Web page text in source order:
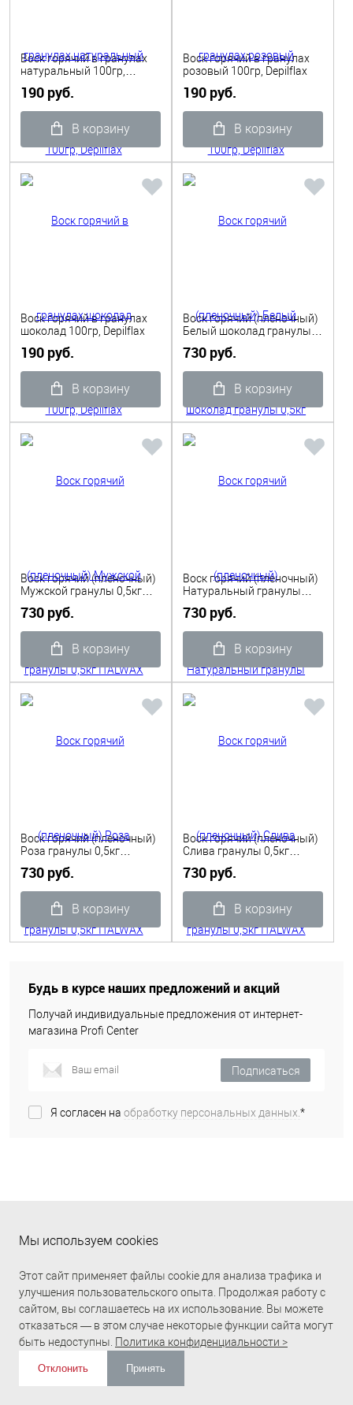
Воск горячий в гранулах
натуральный 100гр,
190 руб.
В корзину
Воск горячий в гранулах
розовый 100гр, Depilflax
190 руб.
В корзину
Воск горячий в гранулах
шоколад 100гр, Depilflax
190 руб.
В корзину
Воск горячий (пленочный)
Белый шоколад гранулы
730 руб.
В корзину
Воск горячий (пленочный)
Мужской гранулы 0,5кг
730 руб.
В корзину
Воск горячий (пленочный)
Натуральный гранулы
730 руб.
В корзину
Воск горячий (пленочный)
Роза гранулы 0,5кг
730 руб.
В корзину
Воск горячий (пленочный)
Слива гранулы 0,5кг
730 руб.
В корзину
Будь в курсе наших предложений и акций
Получай индивидуальные предложения от интернет-
магазина Profi Center
Подписаться
Я согласен на обработку персональных данных.*
КАТАЛОГ
ДЛЯ ИНФОРМАЦИИ
ПОМОЩЬ И СЕРВИСЫ
Мы используем cookies
Этот сайт применяет файлы cookie для анализа трафика и
улучшения пользовательского опыта. Продолжая работу с
сайтом, вы соглашаетесь на их использование. Вы можете
отказаться — в этом случае некоторые функции сайта могут
быть недоступны. Политика конфиденциальности >
Отклонить Принять